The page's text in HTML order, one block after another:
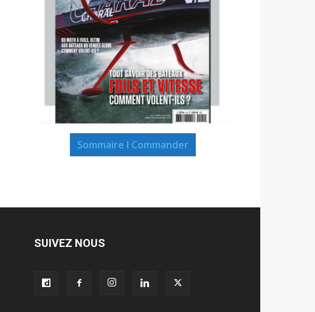
Sommaire I Commander
SUIVEZ NOUS